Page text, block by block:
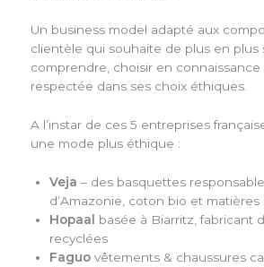
Un business model adapté aux
clientèle qui souhaite de plus en plus
comprendre, choisir en
respectée dans ses choix éthiques.
A l’instar de ces 5 entreprises
une mode plus éthique :
Veja – des basquettes
d’Amazonie, coton bio et matières
Hopaal
basée à Biarritz, fabricant
recyclées
Faguovêtements & chaussures